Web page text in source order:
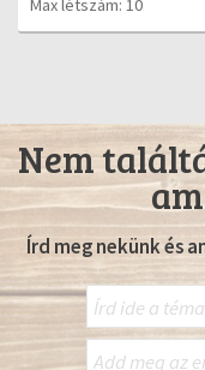
Max létszám: 10
Nem
Írd meg nekünk és